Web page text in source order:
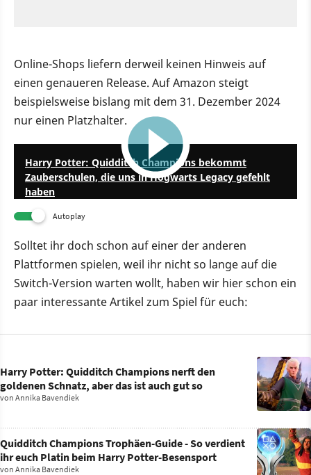
Online-Shops liefern derweil keinen Hinweis auf
einen genaueren Release. Auf Amazon steigt
beispielsweise bislang mit dem 31. Dezember 2024
nur einen Platzhalter.
Harry Potter: Quidditch Champions bekommt
Zauberschulen, die uns in Hogwarts Legacy gefehlt
haben
Autoplay
Solltet ihr doch schon auf einer der anderen
Plattformen spielen, weil ihr nicht so lange auf die
Switch-Version warten wollt, haben wir hier schon ein
paar interessante Artikel zum Spiel für euch:
Harry Potter: Quidditch Champions nerft den
goldenen Schnatz, aber das ist auch gut so
von Annika Bavendiek
Quidditch Champions Trophäen-Guide - So verdient
ihr euch Platin beim Harry Potter-Besensport
von Annika Bavendiek